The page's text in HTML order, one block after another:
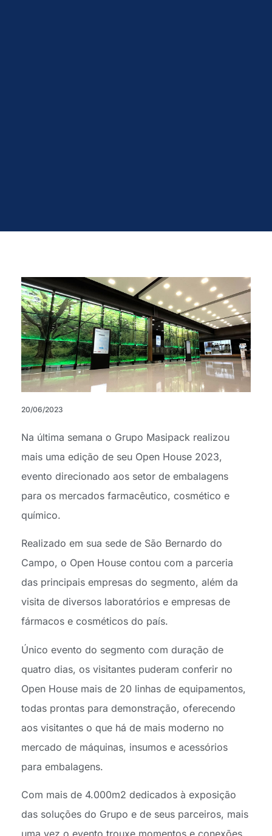
20/06/2023
Na última semana o Grupo Masipack realizou
mais uma edição de seu Open House 2023,
evento direcionado aos setor de embalagens
para os mercados farmacêutico, cosmético e
químico.
Realizado em sua sede de São Bernardo do
Campo, o Open House contou com a parceria
das principais empresas do segmento, além da
visita de diversos laboratórios e empresas de
fármacos e cosméticos do país.
Único evento do segmento com duração de
quatro dias, os visitantes puderam conferir no
Open House mais de 20 linhas de equipamentos,
todas prontas para demonstração, oferecendo
aos visitantes o que há de mais moderno no
mercado de máquinas, insumos e acessórios
para embalagens.
Com mais de 4.000m2 dedicados à exposição
das soluções do Grupo e de seus parceiros, mais